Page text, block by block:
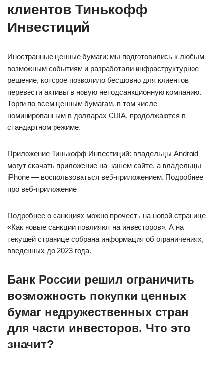
клиентов Тинькофф
Инвестиций
Иностранные ценные бумаги: мы подготовились к любым
возможным событиям и разработали инфраструктурное
решение, которое позволило бесшовно для клиентов
перевести активы в новую неподсанкционную компанию.
Торги по всем ценным бумагам, в том числе
номинированным в долларах США, продолжаются в
стандартном режиме.
Приложение Тинькофф Инвестиций: владельцы Android
могут скачать приложение на нашем сайте, а владельцы
iPhone — воспользоваться веб‑приложением. Подробнее
про веб‑приложение
Подробнее о санкциях можно прочесть на новой странице
«Как новые санкции повлияют на инвесторов». А на
текущей странице собрана информация об ограничениях,
введенных до 2023 года.
Банк России решил ограничить
возможность покупки ценных
бумаг недружественных стран
для части инвесторов. Что это
значит?